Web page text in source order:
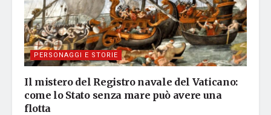
PERSONAGGI E STORIE
Il mistero del Registro navale del Vaticano:
come lo Stato senza mare può avere una
flotta